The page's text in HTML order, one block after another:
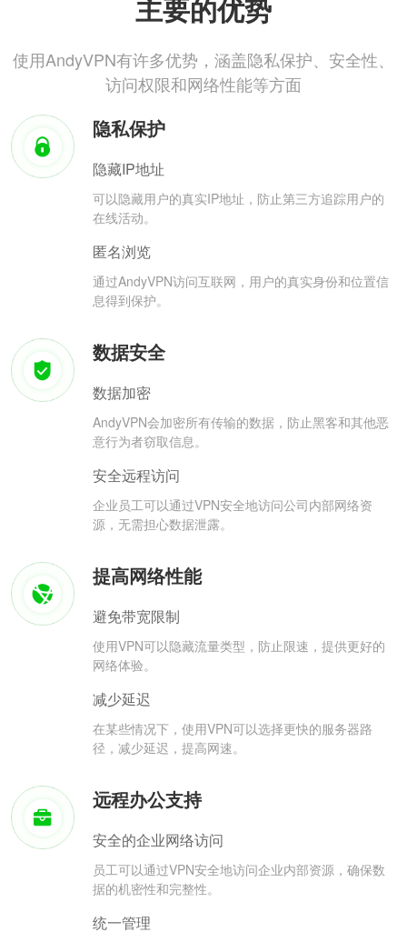
主要的优势
使用AndyVPN有许多优势，涵盖隐私保护、安全性、
访问权限和网络性能等方面
隐私保护
隐藏IP地址
可以隐藏用户的真实IP地址，防止第三方追踪用户的
在线活动。
匿名浏览
通过AndyVPN访问互联网，用户的真实身份和位置信
息得到保护。
数据安全
数据加密
AndyVPN会加密所有传输的数据，防止黑客和其他恶
意行为者窃取信息。
安全远程访问
企业员工可以通过VPN安全地访问公司内部网络资
源，无需担心数据泄露。
提高网络性能
避免带宽限制
使用VPN可以隐藏流量类型，防止限速，提供更好的
网络体验。
减少延迟
在某些情况下，使用VPN可以选择更快的服务器路
径，减少延迟，提高网速。
远程办公支持
安全的企业网络访问
员工可以通过VPN安全地访问企业内部资源，确保数
据的机密性和完整性。
统一管理